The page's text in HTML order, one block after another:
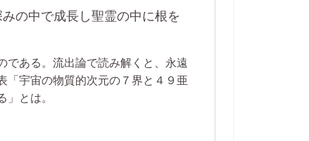
の中で成長し聖霊の中に根を
である。流出論で読み解くと、永遠
「宇宙の物質的次元の７界と４９亜
とは。